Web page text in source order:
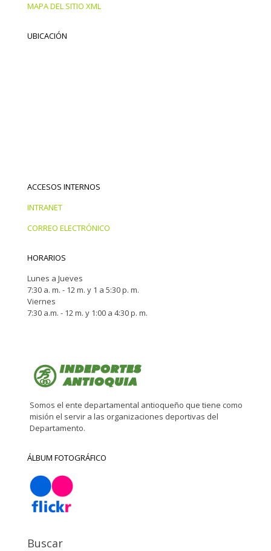
MAPA DEL SITIO XML
UBICACIÓN
ACCESOS INTERNOS
INTRANET
CORREO ELECTRÓNICO
HORARIOS
Lunes a Jueves
7:30 a. m. - 12 m. y 1 a 5:30 p. m.
Viernes
7:30 a.m. - 12 m. y 1:00 a 4:30 p. m.
Somos el ente departamental antioqueño que tiene como
misión el servir a las organizaciones deportivas del
Departamento.
ÁLBUM FOTOGRÁFICO
Buscar